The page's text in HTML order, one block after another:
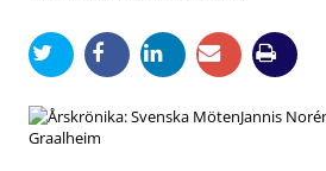
Jannis
Graalheim